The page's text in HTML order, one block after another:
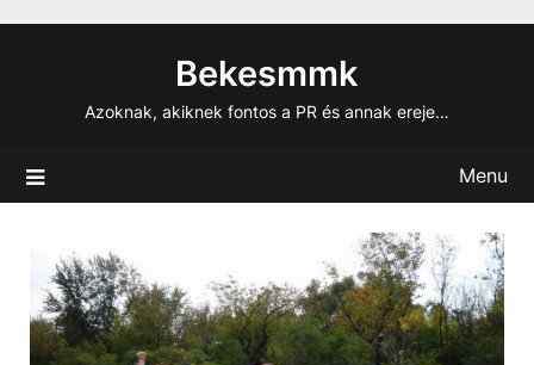
Bekesmmk
Azoknak, akiknek fontos a PR és annak ereje…
Menu